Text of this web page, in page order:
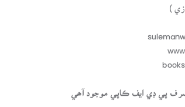
)
پي ڊي ايف ڪاپي موجود آھي